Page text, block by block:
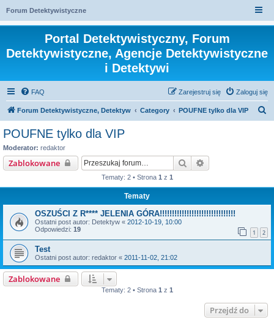
Forum Detektywistyczne
Portal Detektywistyczny, Forum
Detektywistyczne, Agencje Detektywistyczne
i Detektywi
FAQ Zaloguj się
Zarejestruj się
Forum Detektywistyczne, Detektyw Category POUFNE tylko dla VIP
POUFNE tylko dla VIP
Moderator: redaktor
Zablokowane Szukaj
Tematy: 2 • Strona 1 z 1
Tematy
OSZUŚCI Z R**** JELENIA GÓRA!!!!!!!!!!!!!!!!!!!!!!!!!!!!!!!
Ostatni post autor: Detektyw « 2012-10-19, 10:00
Odpowiedzi: 19 1 2
Test
Ostatni post autor: redaktor « 2011-11-02, 21:02
Zablokowane
Tematy: 2 • Strona 1 z 1
Przejdź do